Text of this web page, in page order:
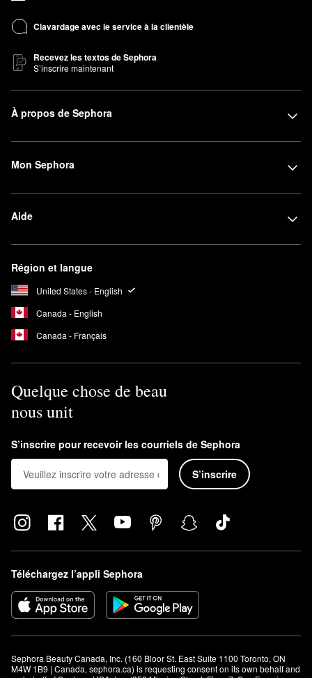
Clavardage avec le service à la clientèle
Recevez les textos de Sephora
S’inscrire maintenant
À propos de Sephora
Mon Sephora
Aide
Région et langue
United States - English
Canada - English
Canada - Français
Quelque chose de beau
nous unit
S’inscrire pour recevoir les courriels de Sephora
S’inscrire
Téléchargez l’appli Sephora
Sephora Beauty Canada, Inc. (160 Bloor St. East Suite 1100 Toronto, ON
M4W 1B9 | Canada, sephora.ca) is requesting consent on its own behalf and